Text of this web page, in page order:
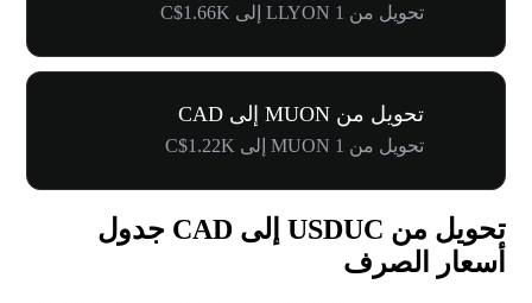
تحويل من 1 LLYON إلى C$1.66K
تحويل من MUON إلى CAD
تحويل من 1 MUON إلى C$1.22K
تحويل من USDUC إلى CAD جدول
أسعار الصرف